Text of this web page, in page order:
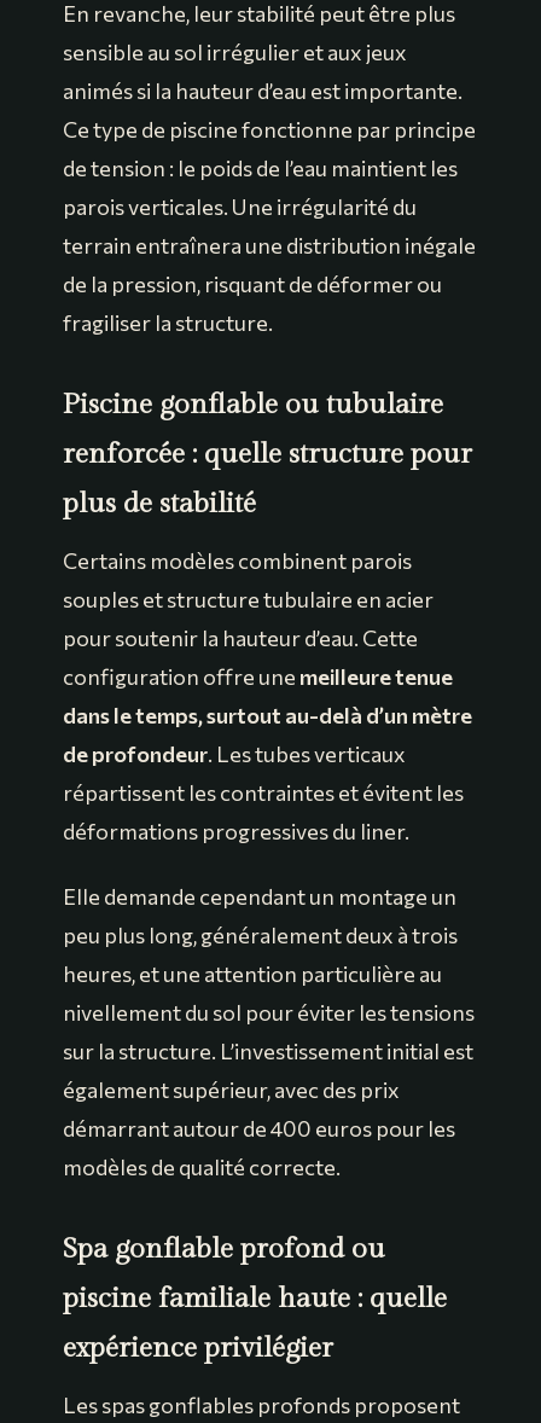
En revanche, leur stabilité peut être plus
sensible au sol irrégulier et aux jeux
animés si la hauteur d’eau est importante.
Ce type de piscine fonctionne par principe
de tension : le poids de l’eau maintient les
parois verticales. Une irrégularité du
terrain entraînera une distribution inégale
de la pression, risquant de déformer ou
fragiliser la structure.
Piscine gonflable ou tubulaire
renforcée : quelle structure pour
plus de stabilité
Certains modèles combinent parois
souples et structure tubulaire en acier
pour soutenir la hauteur d’eau. Cette
configuration offre une meilleure tenue
dans le temps, surtout au-delà d’un mètre
de profondeur. Les tubes verticaux
répartissent les contraintes et évitent les
déformations progressives du liner.
Elle demande cependant un montage un
peu plus long, généralement deux à trois
heures, et une attention particulière au
nivellement du sol pour éviter les tensions
sur la structure. L’investissement initial est
également supérieur, avec des prix
démarrant autour de 400 euros pour les
modèles de qualité correcte.
Spa gonflable profond ou
piscine familiale haute : quelle
expérience privilégier
Les spas gonflables profonds proposent